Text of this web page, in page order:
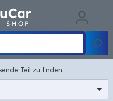
Teil zu finden.